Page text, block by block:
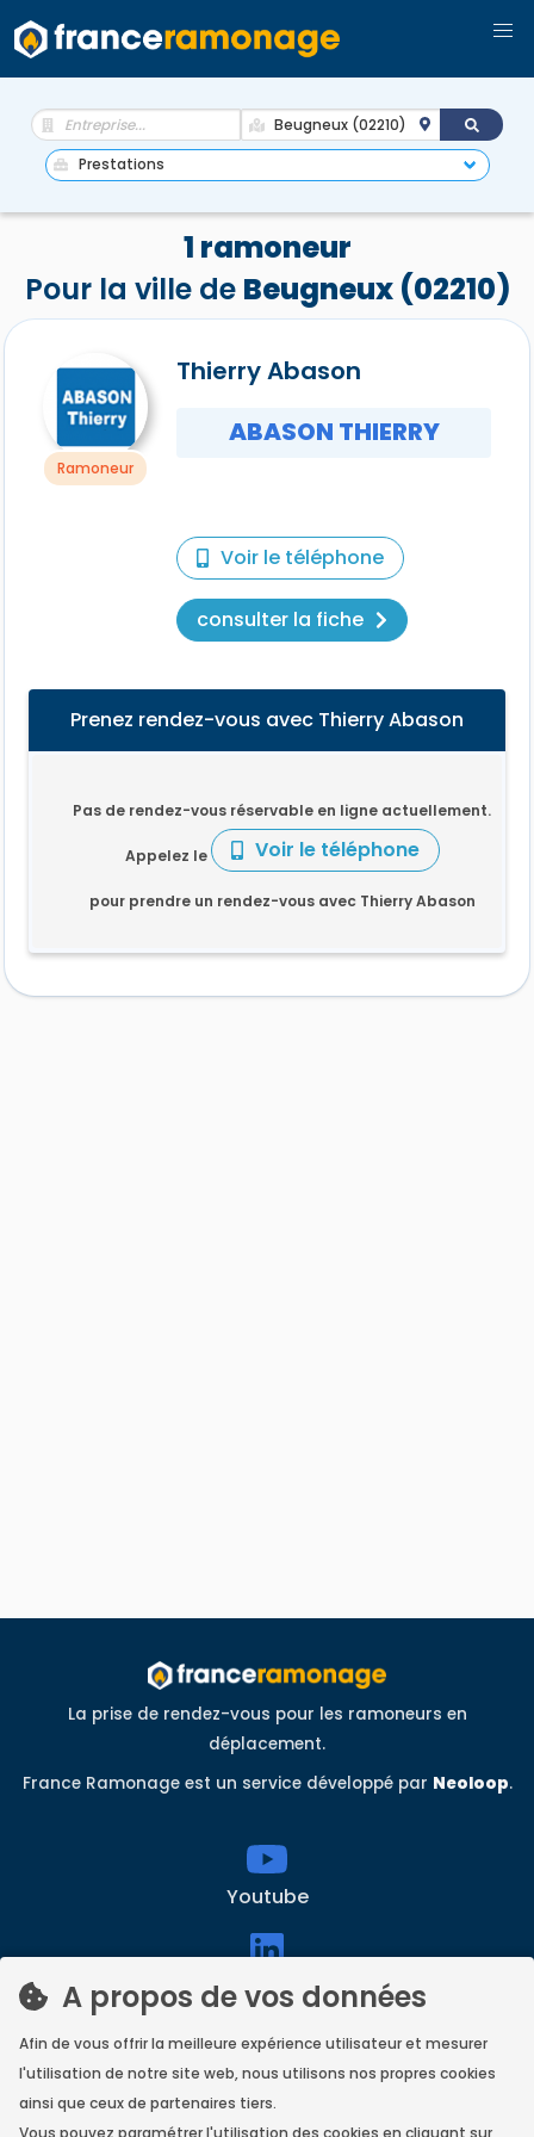
A propos de vos données
Afin de vous offrir la meilleure expérience utilisateur et mesurer
l'utilisation de notre site web, nous utilisons nos propres cookies
ainsi que ceux de partenaires tiers.
Vous pouvez paramétrer l'utilisation des cookies en cliquant sur
1 ramoneur
Pour la ville de Beugneux (02210)
Ramoneur
Thierry Abason
ABASON THIERRY
Voir le téléphone
consulter la fiche
Prenez rendez-vous avec Thierry Abason
Pas de rendez-vous réservable en ligne actuellement.
Appelez le Voir le téléphone
pour prendre un rendez-vous avec Thierry Abason
La prise de rendez-vous pour les ramoneurs en
déplacement.
France Ramonage est un service développé par Neoloop.
Youtube
linkedin
Facebook